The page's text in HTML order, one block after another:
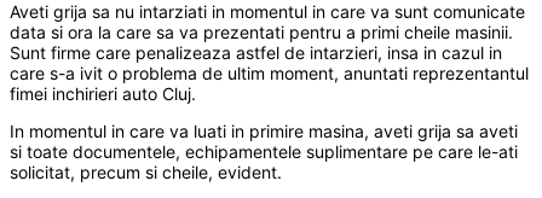
Aveti grija sa nu intarziati in momentul in care va sunt comunicate
data si ora la care sa va prezentati pentru a primi cheile masinii.
Sunt firme care penalizeaza astfel de intarzieri, insa in cazul in
care s-a ivit o problema de ultim moment, anuntati reprezentantul
fimei inchirieri auto Cluj.
In momentul in care va luati in primire masina, aveti grija sa aveti
si toate documentele, echipamentele suplimentare pe care le-ati
solicitat, precum si cheile, evident.